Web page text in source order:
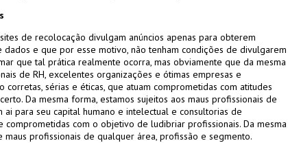
de recolocação divulgam anúncios apenas para obterem
e que por esse motivo, não tenham condições de divulgarem
que tal prática realmente ocorra, mas obviamente que da mesma
de RH, excelentes organizações e ótimas empresas e
sérias e éticas, que atuam comprometidas com atitudes
Da mesma forma, estamos sujeitos aos maus profissionais de
ai para seu capital humano e intelectual e consultorias de
comprometidas com o objetivo de ludibriar profissionais. Da mesma
maus profissionais de qualquer área, profissão e segmento.